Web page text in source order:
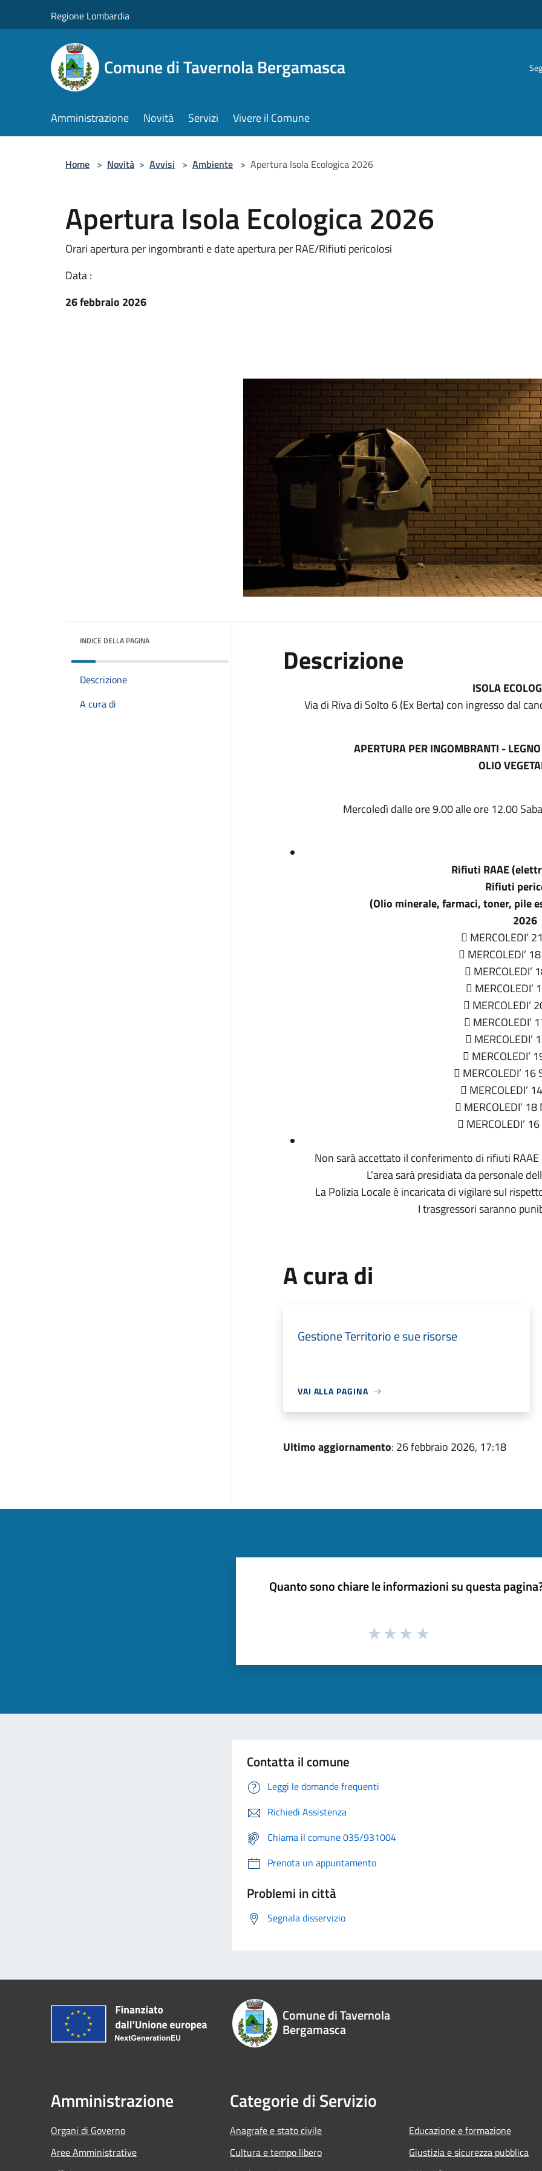
Regione Lombardia
Comune di Tavernola Bergamasca
Amministrazione Novità Servizi Vivere il Comune
Home > Novità > Avvisi > Ambiente > Apertura Isola Ecologica 2026
Apertura Isola Ecologica 2026
Orari apertura per ingombranti e date apertura per RAE/Rifiuti pericolosi
Data :
26 febbraio 2026
INDICE DELLA PAGINA
Descrizione
A cura di
Descrizione
ISOLA
Via di Riva di Solto 6 (Ex Berta) con ingresso dal
APERTURA PER INGOMBRANTI -
OLIO
Mercoledì dalle ore 9.00 alle ore 12.00
Rifiuti RAAE
Rifiuti
(Olio minerale, farmaci, toner, pile
2026
 MERCOLEDI’
 MERCOLEDI’
 MERCOLEDI’
 MERCOLEDI’
 MERCOLEDI’
 MERCOLEDI’
 MERCOLEDI’
 MERCOLEDI’
 MERCOLEDI’ 16
 MERCOLEDI’
 MERCOLEDI’
 MERCOLEDI’
Non sarà accettato il conferimento di rifiuti
L’area sarà presidiata da personale
La Polizia Locale è incaricata di vigilare sul
I trasgressori saranno
A cura di
Gestione Territorio e sue risorse
VAI ALLA PAGINA
Ultimo aggiornamento: 26 febbraio 2026, 17:18
Quanto sono chiare le informazioni su questa
Contatta il comune
Leggi le domande frequenti
Richiedi Assistenza
Chiama il comune 035/931004
Prenota un appuntamento
Problemi in città
Segnala disservizio
Comune di Tavernola
Bergamasca
Amministrazione
Organi di Governo
Aree Amministrative
Categorie di Servizio
Anagrafe e stato civile
Cultura e tempo libero
Educazione e formazione
Giustizia e sicurezza pubblica